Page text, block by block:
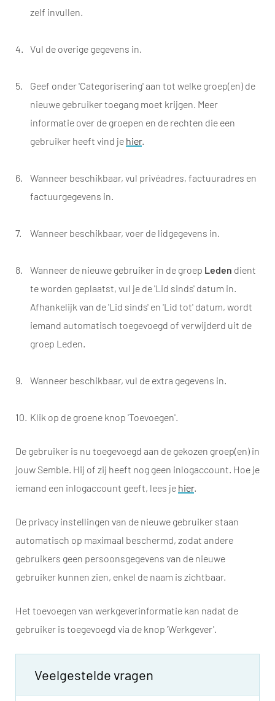
zelf invullen.
Vul de overige gegevens in.
Geef onder 'Categorisering' aan tot welke groep(en) de
nieuwe gebruiker toegang moet krijgen. Meer
informatie over de groepen en de rechten die een
gebruiker heeft vind je hier.
Wanneer beschikbaar, vul privéadres, factuuradres en
factuurgegevens in.
Wanneer beschikbaar, voer de lidgegevens in.
Wanneer de nieuwe gebruiker in de groep Leden dient
te worden geplaatst, vul je de 'Lid sinds' datum in.
Afhankelijk van de 'Lid sinds' en 'Lid tot' datum, wordt
iemand automatisch toegevoegd of verwijderd uit de
groep Leden.
Wanneer beschikbaar, vul de extra gegevens in.
Klik op de groene knop 'Toevoegen'.
De gebruiker is nu toegevoegd aan de gekozen groep(en) in
jouw Semble. Hij of zij heeft nog geen inlogaccount. Hoe je
iemand een inlogaccount geeft, lees je hier.
De privacy instellingen van de nieuwe gebruiker staan
automatisch op maximaal beschermd, zodat andere
gebruikers geen persoonsgegevens van de nieuwe
gebruiker kunnen zien, enkel de naam is zichtbaar.
Het toevoegen van werkgeverinformatie kan nadat de
gebruiker is toegevoegd via de knop 'Werkgever'.
Veelgestelde vragen